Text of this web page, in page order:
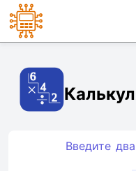
Введите